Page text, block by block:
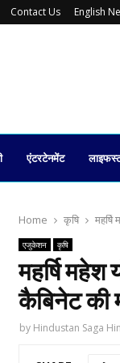
Contact Us English
कितनी व्यावहारिक?…
एंटरटेनमेंट
Home कृषि
एजुकेशन कृषि
महर्षि महेश
कैबिनेट की
by Hindustan Saga